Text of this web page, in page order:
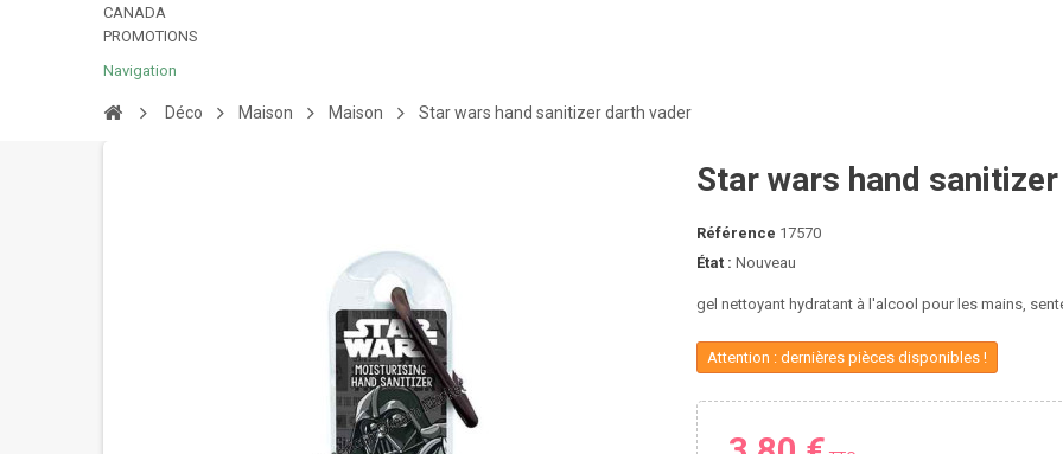
CANADA
PROMOTIONS
Navigation
Déco Maison Maison Star wars hand sanitizer darth vader
Star wars hand
Référence 17570
État : Nouveau
gel nettoyant hydratant à l'alcool pour les mains,
Attention : dernières pièces disponibles !